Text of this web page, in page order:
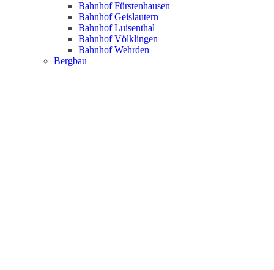
Bahnhof Fürstenhausen
Bahnhof Geislautern
Bahnhof Luisenthal
Bahnhof Völklingen
Bahnhof Wehrden
Bergbau